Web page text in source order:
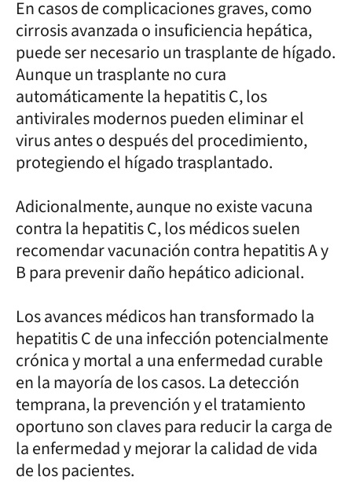
En casos de complicaciones graves, como
cirrosis avanzada o insuficiencia hepática,
puede ser necesario un trasplante de hígado.
Aunque un trasplante no cura
automáticamente la hepatitis C, los
antivirales modernos pueden eliminar el
virus antes o después del procedimiento,
protegiendo el hígado trasplantado.
Adicionalmente, aunque no existe vacuna
contra la hepatitis C, los médicos suelen
recomendar vacunación contra hepatitis A y
B para prevenir daño hepático adicional.
Los avances médicos han transformado la
hepatitis C de una infección potencialmente
crónica y mortal a una enfermedad curable
en la mayoría de los casos. La detección
temprana, la prevención y el tratamiento
oportuno son claves para reducir la carga de
la enfermedad y mejorar la calidad de vida
de los pacientes.